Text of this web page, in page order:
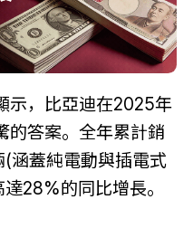
示，比亞迪在2025年
的答案。全年累計銷
涵蓋純電動與插電式
28%的同比增長。